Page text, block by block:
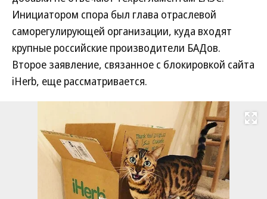
Инициатором спора был глава отраслевой
саморегулирующей организации, куда входят
крупные российские производители БАДов.
Второе заявление, связанное с блокировкой сайта
iHerb, еще рассматривается.
Развернуть